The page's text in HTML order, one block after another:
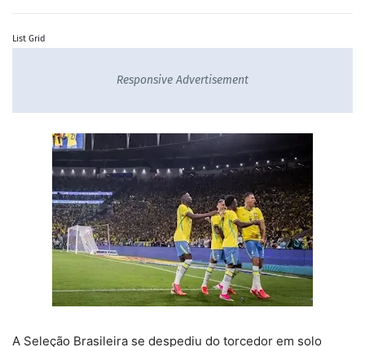
List Grid
Responsive Advertisement
A Seleção Brasileira se despediu do torcedor em solo